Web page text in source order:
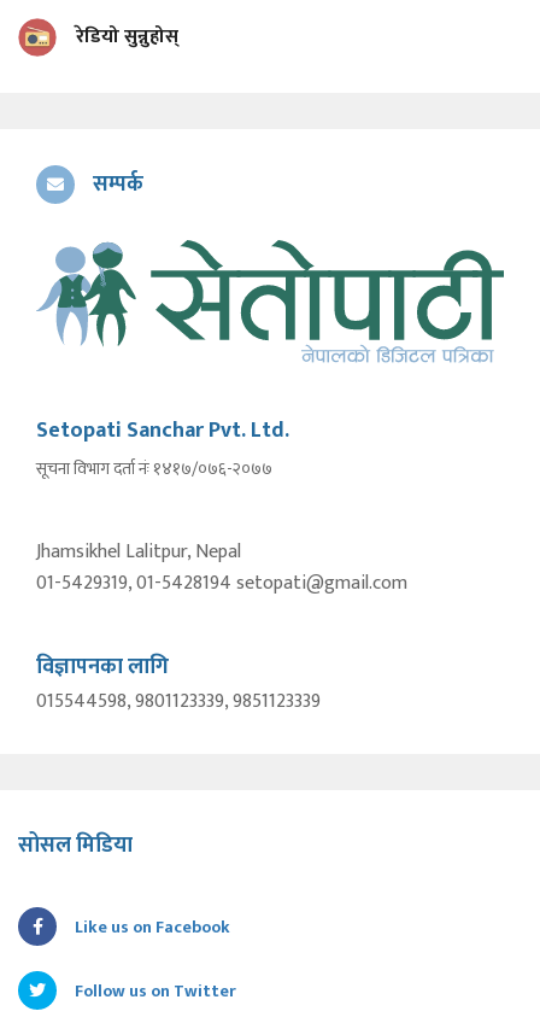
रेडियो सुन्नुहोस्
सम्पर्क
Setopati Sanchar Pvt. Ltd.
सूचना विभाग दर्ता नंः १४१७/०७६-२०७७
Jhamsikhel Lalitpur, Nepal
01-5429319, 01-5428194 setopati@gmail.com
विज्ञापनका लागि
015544598, 9801123339, 9851123339
सोसल मिडिया
Like us on Facebook
Follow us on Twitter